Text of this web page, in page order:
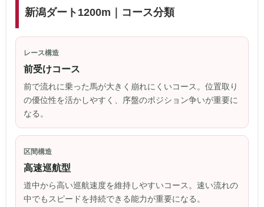
新潟ダート1200m｜コース分類
レース構造
前受けコース
前で流れに乗った馬が大きく崩れにくいコース。位置取り
の優位性を活かしやすく、序盤のポジション争いが重要に
なる。
区間構造
高速巡航型
道中から高い巡航速度を維持しやすいコース。速い流れの
中でもスピードを持続できる能力が重要になる。